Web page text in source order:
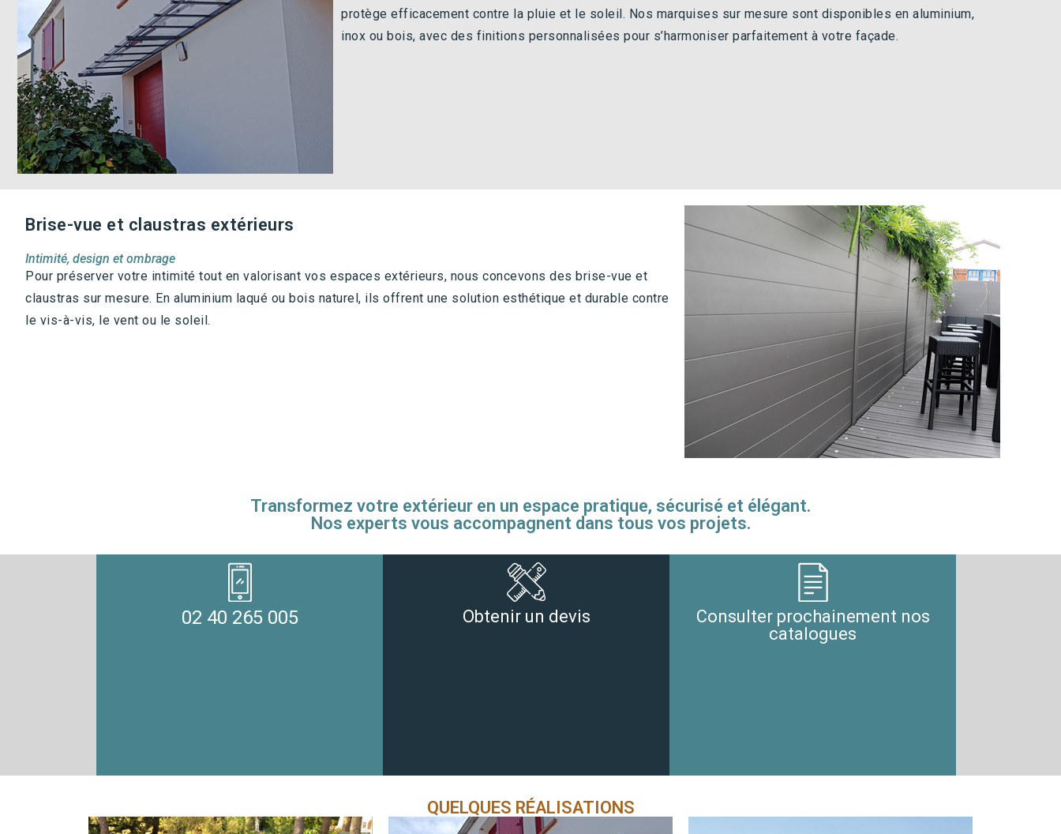
protège efficacement contre la pluie et le soleil. Nos marquises sur mesure sont disponibles en aluminium,
inox ou bois, avec des finitions personnalisées pour s’harmoniser parfaitement à votre façade.
Brise-vue et claustras extérieurs
Intimité, design et ombrage
Pour préserver votre intimité tout en valorisant vos espaces extérieurs, nous concevons des brise-vue et
claustras sur mesure. En aluminium laqué ou bois naturel, ils offrent une solution esthétique et durable contre
le vis-à-vis, le vent ou le soleil.
Transformez votre extérieur en un espace pratique, sécurisé et élégant.
Nos experts vous accompagnent dans tous vos projets.
02 40 265 005 Obtenir un devis
Consulter prochainement nos
catalogues
QUELQUES RÉALISATIONS